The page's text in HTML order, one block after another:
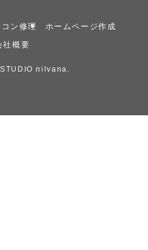
ン修理 ホームページ作成
社概要
nilvana.